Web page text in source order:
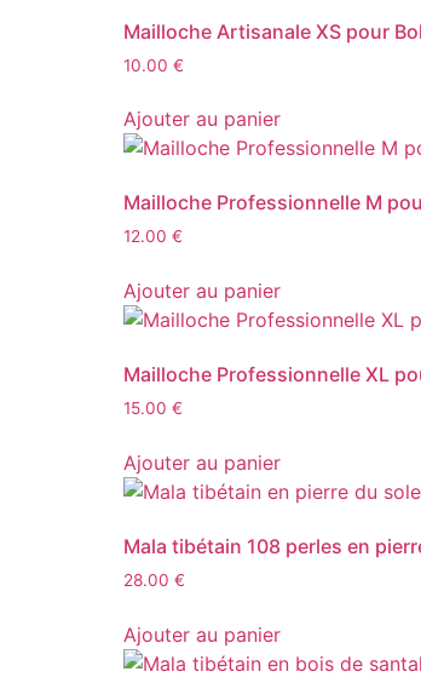
Mailloche Artisanale XS pour
10.00 €
Ajouter au panier
Mailloche Professionnelle M
12.00 €
Ajouter au panier
Mailloche Professionnelle XL
15.00 €
Ajouter au panier
Mala tibétain 108 perles en
28.00 €
Ajouter au panier